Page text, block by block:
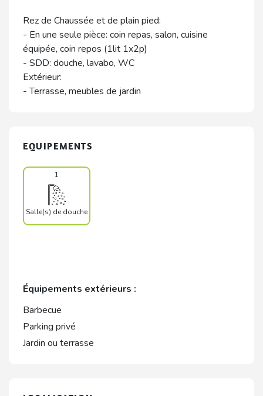
Rez de Chaussée et de plain pied:
- En une seule pièce: coin repas, salon, cuisine
équipée, coin repos (1lit 1x2p)
- SDD: douche, lavabo, WC
Extérieur:
- Terrasse, meubles de jardin
EQUIPEMENTS
1
Salle(s) de douche
Équipements extérieurs :
Barbecue
Parking privé
Jardin ou terrasse